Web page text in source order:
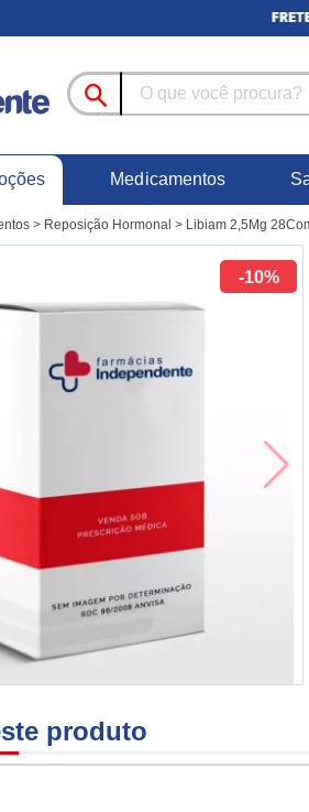
Medicamentos
> Reposição Hormonal > Libiam 2,5Mg
-10%
produto